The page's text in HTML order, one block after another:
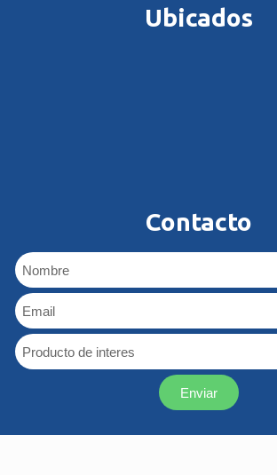
Ubicados
Contacto
Enviar